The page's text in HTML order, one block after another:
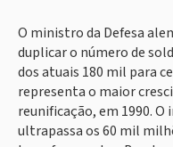
O ministro da Defesa
duplicar o número de
dos atuais 180 mil para
representa o maior
reunificação, em 1990.
ultrapassa os 60 mil